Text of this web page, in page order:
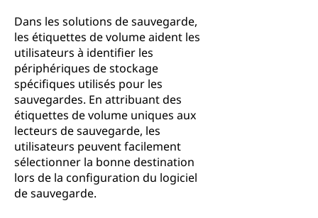
Dans les solutions de sauvegarde,
les étiquettes de volume aident les
utilisateurs à identifier les
périphériques de stockage
spécifiques utilisés pour les
sauvegardes. En attribuant des
étiquettes de volume uniques aux
lecteurs de sauvegarde, les
utilisateurs peuvent facilement
sélectionner la bonne destination
lors de la configuration du logiciel
de sauvegarde.